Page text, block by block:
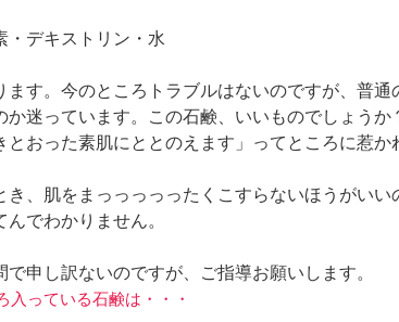
キストリン・水
ます。今のところトラブルはないのですが、普
か迷っています。この石鹸、いいものでしょうか
とおった素肌にととのえます」ってところに惹か
き、肌をまっっっっったくこすらないほうがい
でわかりません。
で申し訳ないのですが、ご指導お願いします。
入っている石鹸は・・・